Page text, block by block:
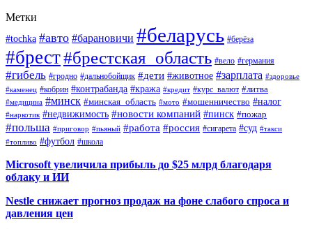
Метки
#tochka #авто #барановичи #беларусь #берёза
#брест#брестская_область #вело #германия
#гибель #гродно #дальнобойщик #дети #животное #зарплата #здоровье
#каменец #кобрин #контрабанда #кража #кредит #курс_валют #литва
#медицина #минск #минская_область #мото #мошенничество #налог
#наркотик #недвижимость #новости компаний #пинск #пожар
#польша #приговор #пьяный #работа #россия #сигарета #суд #такси
#топливо #футбол #школа
Microsoft увеличила прибыль до $25 млрд благодаря
облаку и ИИ
Nestle снижает прогноз продаж на фоне слабого спроса и
давления цен